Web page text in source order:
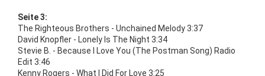
Seite 3:
The Righteous Brothers - Unchained Melody 3:37
David Knopfler - Lonely Is The Night 3:34
Stevie B. - Because I Love You (The Postman Song) Radio
Edit 3:46
Kenny Rogers - What I Did For Love 3:25